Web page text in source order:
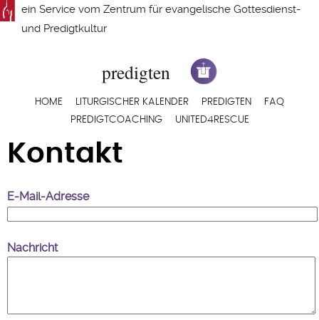
Direkt
zum
ein Service vom Zentrum für evangelische Gottesdienst-
und Predigtkultur
Hauptnavigation
HOME LITURGISCHER KALENDER PREDIGTEN
FAQ
PREDIGTCOACHING
UNITED4RESCUE
Kontakt
E-Mail-Adresse
Nachricht